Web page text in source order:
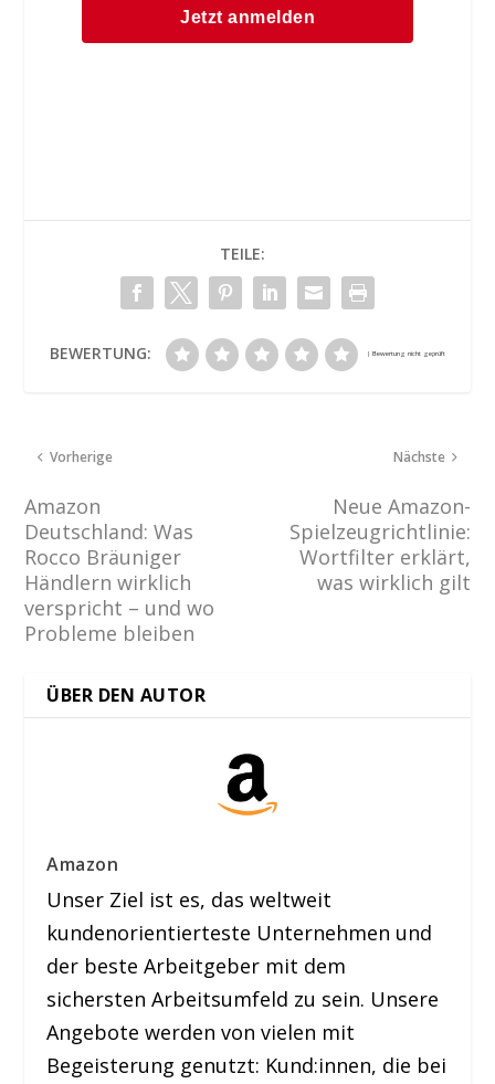
TEILE:
BEWERTUNG:
Vorherige
Amazon
Deutschland: Was
Rocco Bräuniger
Händlern wirklich
verspricht – und wo
Probleme bleiben
Nächste
Neue Amazon-
Spielzeugrichtlinie:
Wortfilter erklärt,
was wirklich gilt
ÜBER DEN AUTOR
Amazon
Unser Ziel ist es, das weltweit
kundenorientierteste Unternehmen und
der beste Arbeitgeber mit dem
sichersten Arbeitsumfeld zu sein. Unsere
Angebote werden von vielen mit
Begeisterung genutzt: Kund:innen, die bei